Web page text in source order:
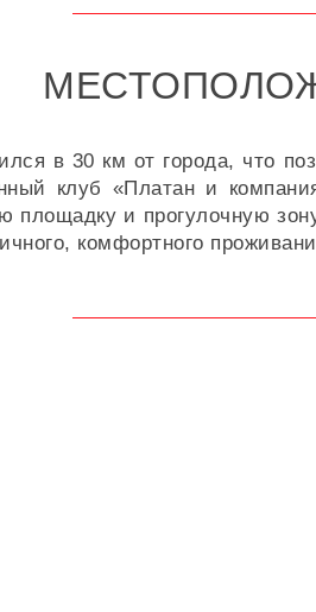
в 30 км от города, что
клуб «Платан и
площадку и прогулочную
комфортного